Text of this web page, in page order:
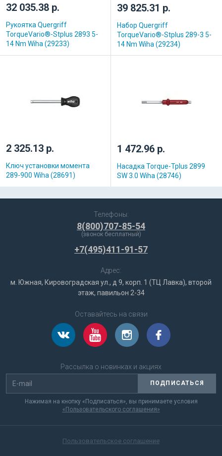
32 035.38 р.
Рукоятка Quergriff
TorqueVario®-Stplus 2893 5-
14 Nm Wiha (29233)
39 825.31 р.
Набор Quergriff
TorqueVario®-Stplus 289-3 5-
14 Nm Wiha (29234)
2 325.13 р.
Ключ установки момента
289-900 Wiha (28691)
1 472.96 р.
Насадка Torque-Tplus 2899
SW 3.0 Wiha (28746)
Телефоны:
8(800)707-85-54
(звонок бесплатный)
+7(495)411-91-57
Адрес:
м. Южная, Кировоградская ул., д 9, корп. 1 (ТЦ Лавка), второй
этаж, павильон 2-34
Оставайтесь на связи
Рассылка о новинках и акциях
ПОДПИСАТЬСЯ
Нажимая на кнопку «Подписаться», вы принимаете условия
«Пользовательского соглашения»
Пользовательское соглашение